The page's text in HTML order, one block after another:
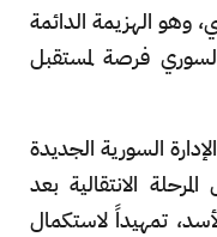
وهو الهزيمة الدائمة
فرصة لمستقبل
السورية الجديدة
الانتقالية بعد
تمهيداً لاستكمال